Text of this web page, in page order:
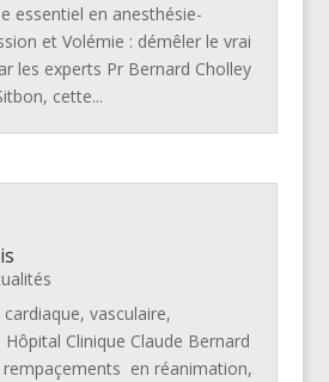
essentiel en anesthésie-
et Volémie : démêler le vrai
les experts Pr Bernard Cholley
cette...
vasculaire,
Clinique Claude Bernard
en réanimation,